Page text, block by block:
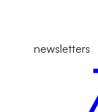
newsletters